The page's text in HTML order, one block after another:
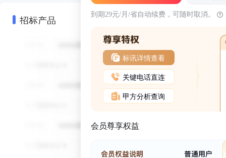
招标产品 到期29元/月/省自动续费，可随时取消。
标讯详情查看
关键电话直连
甲方分析查询
会员尊享权益